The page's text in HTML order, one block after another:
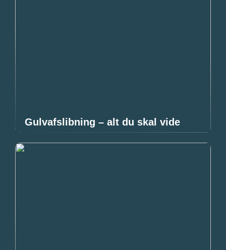
Gulvafslibning – alt du skal vide